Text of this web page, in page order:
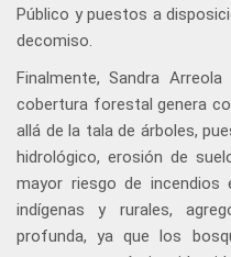
Público y puestos a
decomiso.
Finalmente, Sandra
cobertura forestal genera
allá de la tala de árboles,
hidrológico, erosión de
mayor riesgo de incendios
indígenas y rurales,
profunda, ya que los